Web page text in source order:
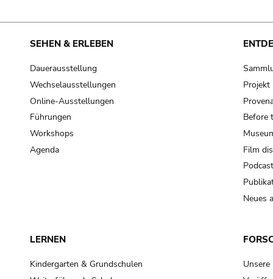
SEHEN & ERLEBEN
Dauerausstellung
Wechselausstellungen
Online-Ausstellungen
Führungen
Workshops
Agenda
Projekt
Before
Film
Neues
LERNEN
Kindergarten & Grundschulen